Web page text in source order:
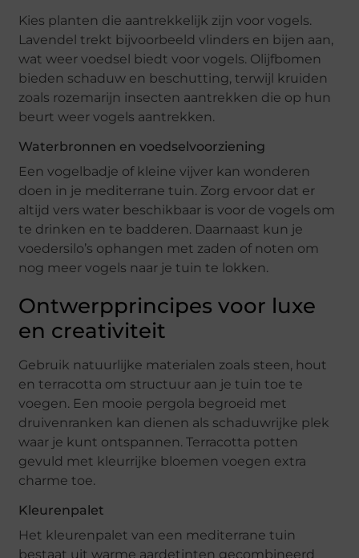
Kies planten die aantrekkelijk zijn voor vogels.
Lavendel trekt bijvoorbeeld vlinders en bijen aan,
wat weer voedsel biedt voor vogels. Olijfbomen
bieden schaduw en beschutting, terwijl kruiden
zoals rozemarijn insecten aantrekken die op hun
beurt weer vogels aantrekken.
Waterbronnen en voedselvoorziening
Een vogelbadje of kleine vijver kan wonderen
doen in je mediterrane tuin. Zorg ervoor dat er
altijd vers water beschikbaar is voor de vogels om
te drinken en te badderen. Daarnaast kun je
voedersilo’s ophangen met zaden of noten om
nog meer vogels naar je tuin te lokken.
Ontwerpprincipes voor luxe
en creativiteit
Gebruik natuurlijke materialen zoals steen, hout
en terracotta om structuur aan je tuin toe te
voegen. Een mooie pergola begroeid met
druivenranken kan dienen als schaduwrijke plek
waar je kunt ontspannen. Terracotta potten
gevuld met kleurrijke bloemen voegen extra
charme toe.
Kleurenpalet
Het kleurenpalet van een mediterrane tuin
bestaat uit warme aardetinten gecombineerd